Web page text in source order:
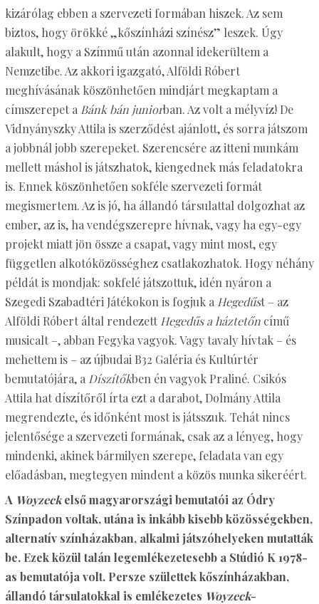
kizárólag ebben a szervezeti formában hiszek. Az sem
biztos, hogy örökké „kőszínházi színész” leszek. Úgy
alakult, hogy a Színmű után azonnal idekerültem a
Nemzetibe. Az akkori igazgató, Alföldi Róbert
meghívásának ­köszönhetően mindjárt megkaptam a
címszerepet a Bánk bán juniorban. Az volt a mélyvíz! De
Vidnyányszky Attila is szerződést ajánlott, és sorra játszom
a jobbnál jobb szerepeket. Szerencsére az itteni munkám
mellett máshol is játszhatok, kiengednek más feladatokra
is. Ennek köszönhetően sokféle szervezeti formát
megismertem. Az is jó, ha állandó társulattal dolgozhat az
ember, az is, ha vendégszerepre hívnak, vagy ha egy-egy
projekt miatt jön össze a csapat, vagy mint most, egy
független alkotóközösséghez csatlakozhatok. Hogy néhány
példát is mondjak: sokfelé játszottuk, idén nyáron a
Szegedi Szabadtéri Játékokon is fogjuk a Hegedűst – az
Alföldi Róbert által rendezett Hegedűs a háztetőncímű
musicalt –, abban Fegyka vagyok. Vagy tavaly hívtak – és
mehettem is – az újbudai B32 Galéria és Kultúrtér
bemutatójára, a Díszítőkben én vagyok Praliné. Csikós
Attila hat díszítőről írta ezt a darabot, Dolmány Attila
megrendezte, és időnként most is játsszuk. Tehát nincs
jelentősége a szervezeti formának, csak az a lényeg, hogy
mindenki, akinek bármilyen szerepe, feladata van egy
előadásban, megtegyen mindent a közös munka sikeréért.
A Woyzeckelső magyarországi bemutatói az Ódry
Színpadon voltak, utána is inkább kisebb közösségekben,
alternatív színházakban, alkalmi játszóhelyeken mutatták
be. Ezek közül talán legemlékezetesebb a Stúdió K 1978-
as bemutatója volt. Persze születtek kőszínházakban,
állandó társulatokkal is emlékezetes Woyzeck-